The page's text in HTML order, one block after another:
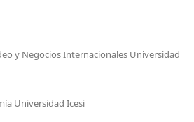
y Negocios Internacionales Universidad
Universidad Icesi